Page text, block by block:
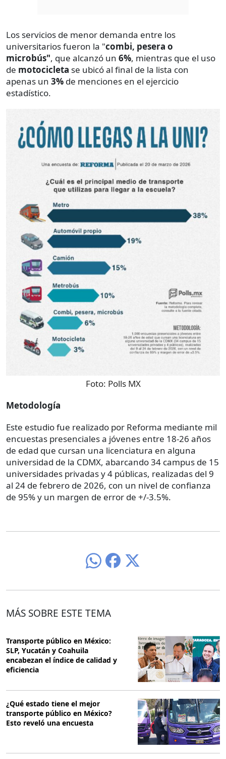
Los servicios de menor demanda entre los
universitarios fueron la "combi, pesera o
microbús", que alcanzó un 6%, mientras que el uso
de motocicleta se ubicó al final de la lista con
apenas un 3% de menciones en el ejercicio
estadístico.
Foto: Polls MX
Metodología
Este estudio fue realizado por Reforma mediante mil
encuestas presenciales a jóvenes entre 18-26 años
de edad que cursan una licenciatura en alguna
universidad de la CDMX, abarcando 34 campus de 15
universidades privadas y 4 públicas, realizadas del 9
al 24 de febrero de 2026, con un nivel de confianza
de 95% y un margen de error de +/-3.5%.
MÁS SOBRE ESTE TEMA
Transporte público en México:
SLP, Yucatán y Coahuila
encabezan el índice de calidad y
eficiencia
¿Qué estado tiene el mejor
transporte público en México?
Esto reveló una encuesta